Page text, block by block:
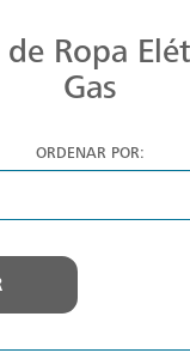
de Ropa
Gas
ORDENAR POR: